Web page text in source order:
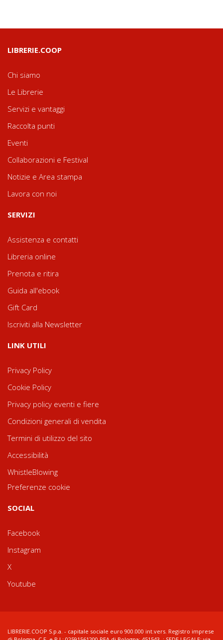
LIBRERIE.COOP
Chi siamo
Le Librerie
Servizi e vantaggi
Raccolta punti
Eventi
Collaborazioni e Festival
Notizie e Area stampa
Lavora con noi
SERVIZI
Assistenza e contatti
Libreria online
Prenota e ritira
Guida all'ebook
Gift Card
Iscriviti alla Newsletter
LINK UTILI
Privacy Policy
Cookie Policy
Privacy policy eventi e fiere
Condizioni generali di vendita
Termini di utilizzo del sito
Accessibilità
WhistleBlowing
Preferenze cookie
SOCIAL
Facebook
Instagram
X
Youtube
LIBRERIE.COOP S.p.a. - capitale sociale euro 900.000 int.vers. Registro imprese